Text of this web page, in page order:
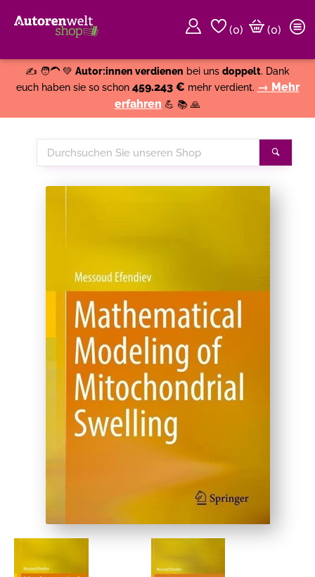
(0)
(0)
✍️ 🧑‍🦱 💚 Autor:innen verdienen bei uns doppelt. Dank
euch haben sie so schon 459.243 € mehr verdient. → Mehr
erfahren 💪 📚 🙏
Durchsuchen
Sie